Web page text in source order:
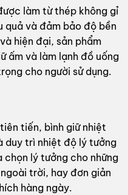
làm từ thép không gỉ
quả và đảm bảo độ bền
hiện đại, sản phẩm
ấm và làm lạnh đồ uống
cho người sử dụng.
tiến, bình giữ nhiệt
duy trì nhiệt độ lý tưởng
lý tưởng cho những
trời, hay đơn giản
hàng ngày.